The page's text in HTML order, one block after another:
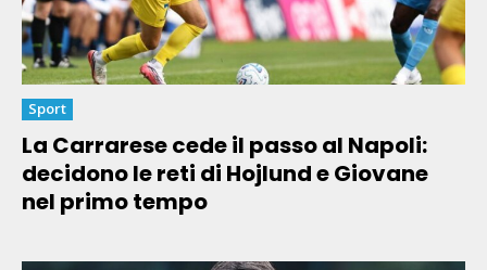
Sport
La Carrarese cede il passo al Napoli:
decidono le reti di Hojlund e Giovane
nel primo tempo